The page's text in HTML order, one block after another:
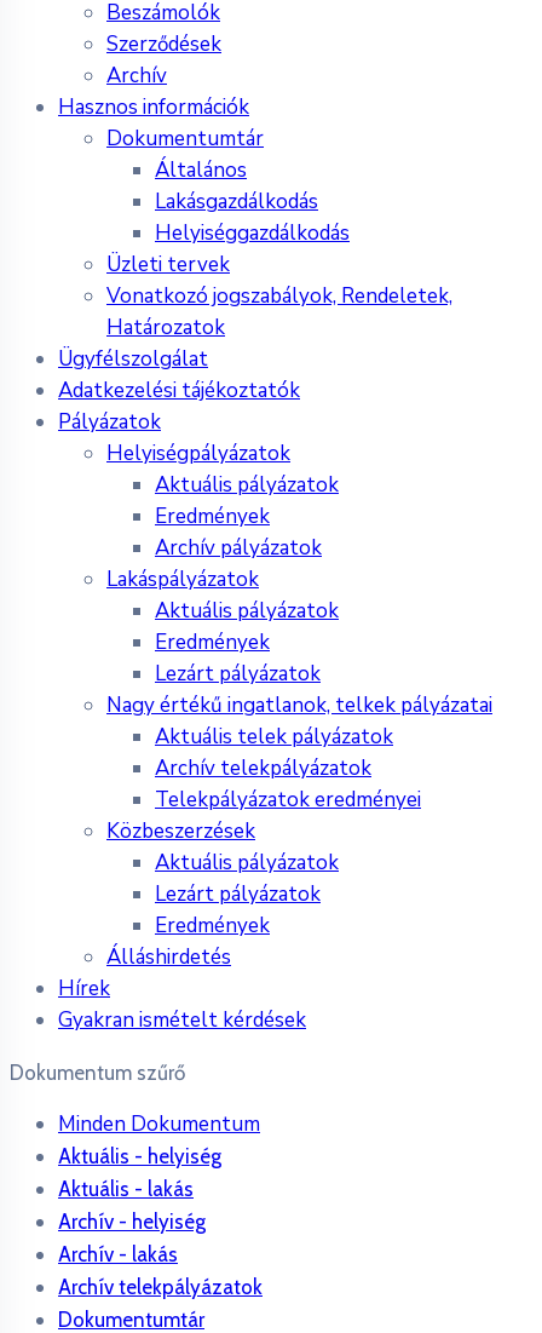
Beszámolók
Szerződések
Archív
Hasznos információk
Dokumentumtár
Általános
Lakásgazdálkodás
Helyiséggazdálkodás
Üzleti tervek
Vonatkozó jogszabályok, Rendeletek,
Határozatok
Ügyfélszolgálat
Adatkezelési tájékoztatók
Pályázatok
Helyiségpályázatok
Aktuális pályázatok
Eredmények
Archív pályázatok
Lakáspályázatok
Aktuális pályázatok
Eredmények
Lezárt pályázatok
Nagy értékű ingatlanok, telkek pályázatai
Aktuális telek pályázatok
Archív telekpályázatok
Telekpályázatok eredményei
Közbeszerzések
Aktuális pályázatok
Lezárt pályázatok
Eredmények
Álláshirdetés
Hírek
Gyakran ismételt kérdések
Dokumentum szűrő
Minden Dokumentum
Aktuális - helyiség
Aktuális - lakás
Archív - helyiség
Archív - lakás
Archív telekpályázatok
Dokumentumtár